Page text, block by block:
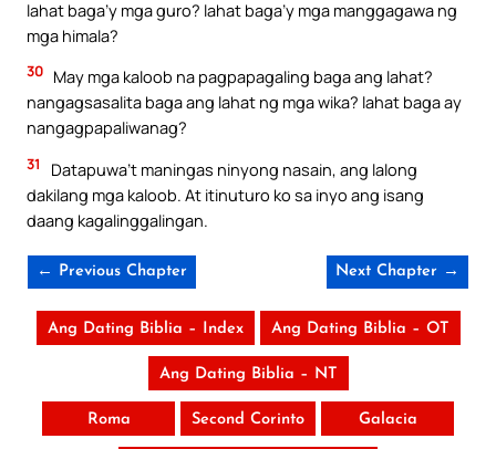
lahat baga’y mga guro? lahat baga’y mga manggagawa ng
mga himala?
30 May mga kaloob na pagpapagaling baga ang lahat?
nangagsasalita baga ang lahat ng mga wika? lahat baga ay
nangagpapaliwanag?
31
Datapuwa’t maningas ninyong nasain, ang lalong
dakilang mga kaloob. At itinuturo ko sa inyo ang isang
daang kagalinggalingan.
← Previous Chapter Next Chapter →
Ang Dating Biblia – Index Ang Dating Biblia – OT
Ang Dating Biblia – NT
Roma Second Corinto Galacia